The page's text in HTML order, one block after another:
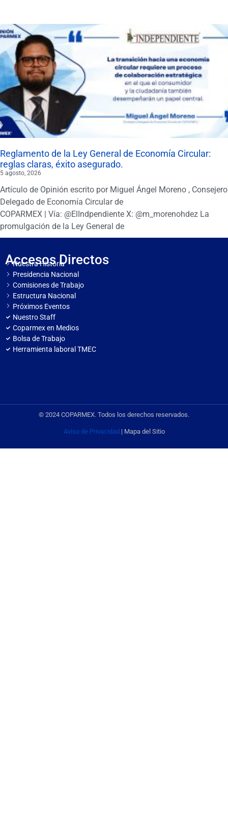
Reglamento de la Ley General de Economía Circular:
reglas claras, éxito asegurado.
5 agosto, 2026
Artículo de Opinión escrito por Miguel Ángel Moreno , Consejero
Delegado de Economía Circular de
COPARMEX | Vía: @ElIndpendiente X: @m_morenohdez La
promulgación de la Ley General de
Accesos Directos
Nuestra Historia
Presidencia Nacional
Comisiones de Trabajo
Estructura Nacional
Próximos Eventos
Nuestro Staff
Coparmex en Medios
Bolsa de Trabajo
Herramienta laboral TMEC
© 2024 COPARMEX. Todos los derechos reservados.
Aviso de Privacidad| Mapa del Sitio